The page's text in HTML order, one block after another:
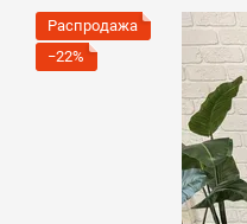
Распродажа
−22%